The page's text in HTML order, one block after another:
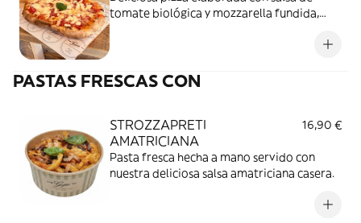
tomate biológica y mozzarella fundida,
PASTAS FRESCAS CON
STROZZAPRETI
AMATRICIANA
16,90 €
Pasta fresca hecha a mano servido con
nuestra deliciosa salsa amatriciana casera.